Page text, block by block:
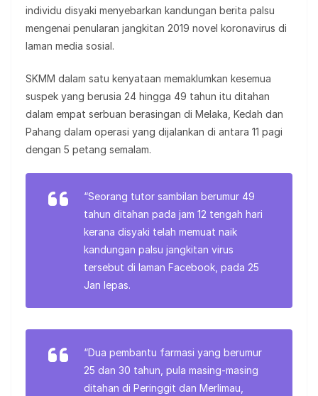
individu disyaki menyebarkan kandungan berita palsu
mengenai penularan jangkitan 2019 novel koronavirus di
laman media sosial.
SKMM dalam satu kenyataan memaklumkan kesemua
suspek yang berusia 24 hingga 49 tahun itu ditahan
dalam empat serbuan berasingan di Melaka, Kedah dan
Pahang dalam operasi yang dijalankan di antara 11 pagi
dengan 5 petang semalam.
“Seorang tutor sambilan berumur 49
tahun ditahan pada jam 12 tengah hari
kerana disyaki telah memuat naik
kandungan palsu jangkitan virus
tersebut di laman Facebook, pada 25
Jan lepas.
“Dua pembantu farmasi yang berumur
25 dan 30 tahun, pula masing-masing
ditahan di Peringgit dan Merlimau,